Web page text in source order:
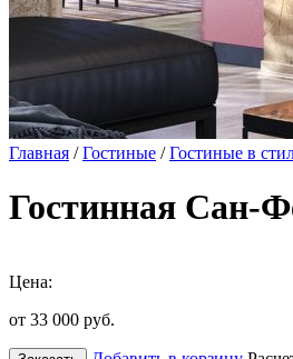
Главная /Гостиные /Гостиные в
Гостинная Сан-
Цена:
от 33 000 руб.